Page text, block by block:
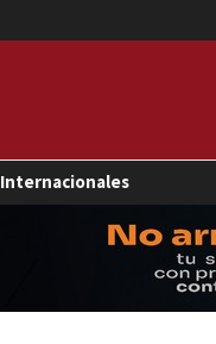
Internacionales